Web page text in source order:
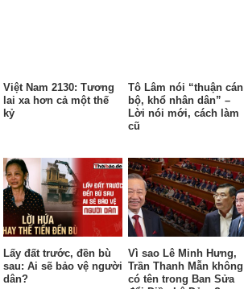
Việt Nam 2130: Tương
lai xa hơn cả một thế
kỷ
Tô Lâm nói “thuận cán
bộ, khổ nhân dân” –
Lời nói mới, cách làm
cũ
Lấy đất trước, đền bù
sau: Ai sẽ bảo vệ người
dân?
Vì sao Lê Minh Hưng,
Trần Thanh Mẫn không
có tên trong Ban Sửa